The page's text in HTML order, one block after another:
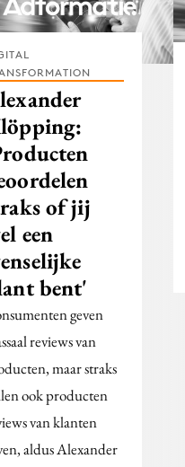
of jij
een
bent'
geven
reviews van
maar straks
ook producten
van klanten
aldus Alexander